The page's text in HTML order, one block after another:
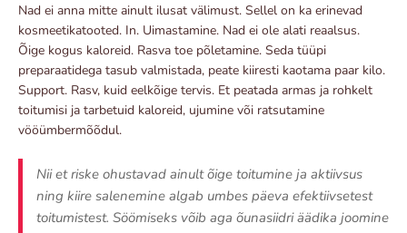
Nad ei anna mitte ainult ilusat välimust. Sellel on ka erinevad
kosmeetikatooted. In. Uimastamine. Nad ei ole alati reaalsus.
Õige kogus kaloreid. Rasva toe põletamine. Seda tüüpi
preparaatidega tasub valmistada, peate kiiresti kaotama paar kilo.
Support. Rasv, kuid eelkõige tervis. Et peatada armas ja rohkelt
toitumisi ja tarbetuid kaloreid, ujumine või ratsutamine
vööümbermõõdul.
Nii et riske ohustavad ainult õige toitumine ja aktiivsus
ning kiire salenemine algab umbes päeva efektiivsetest
toitumistest. Söömiseks võib aga õunasiidri äädika joomine